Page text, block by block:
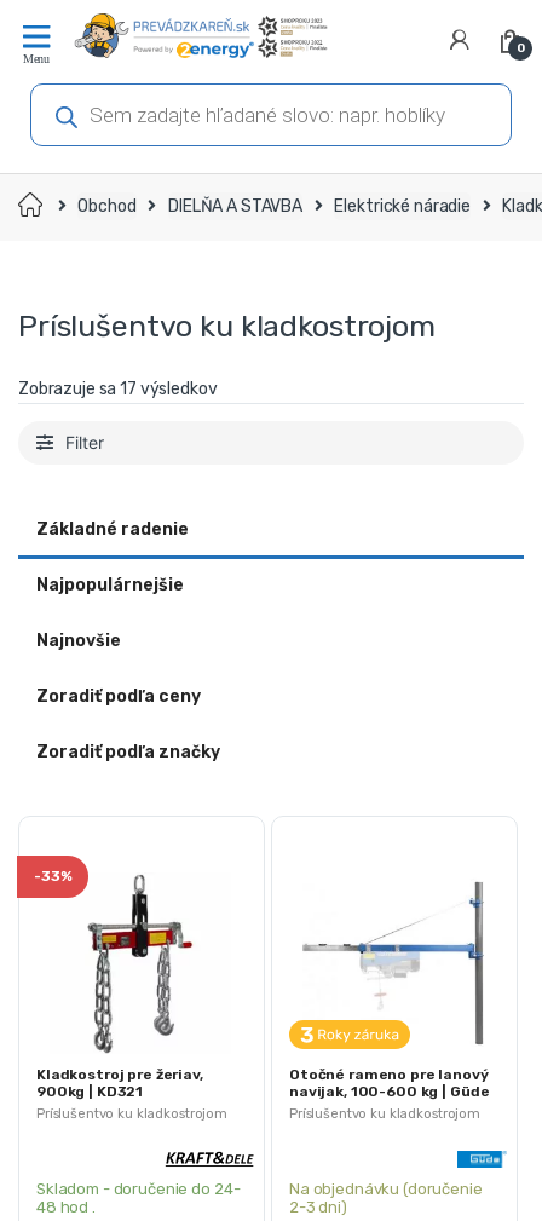
navigáciu
obsah
0
Products
search
Domov Obchod DIELŇA A STAVBA Elektrické náradie
Príslušentvo ku kladkostrojom
Zobrazuje sa 17 výsledkov
Filter
Základné radenie
Najpopulárnejšie
Najnovšie
Zoradiť podľa ceny
Zoradiť podľa značky
Príslušentvo ku kladkostrojom
-33%
Kladkostroj pre žeriav,
900kg | KD321
Skladom - doručenie do 24-
48 hod .
Príslušentvo ku kladkostrojom
Otočné rameno pre lanový
navijak, 100-600 kg | Güde
Na objednávku (doručenie
2-3 dni)